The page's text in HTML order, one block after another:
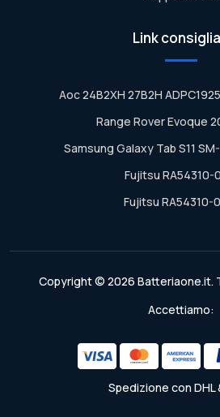
Link
Aoc 24B2XH 27B2H
Range Rover Evoque
Samsung Galaxy Tab S11
Fujitsu RA54310-
Fujitsu RA54310-
Copyright © 2026 Batteriaone.it.
Accettiamo:
Spedizione con DHL